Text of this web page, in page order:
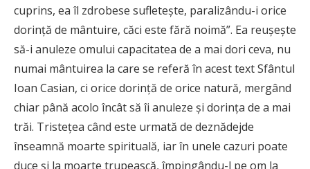
cuprins, ea îl zdrobese sufleteşte, paralizându-i orice
dorinţă de mântuire, căci este fără noimă”. Ea reuşeşte
să-i anuleze omului capacitatea de a mai dori ceva, nu
numai mântuirea la care se referă în acest text Sfântul
Ioan Casian, ci orice dorinţă de orice natură, mergând
chiar până acolo încât să îi anuleze şi dorinţa de a mai
trăi. Tristeţea când este urmată de deznădejde
înseamnă moarte spirituală, iar în unele cazuri poate
duce şi la moarte trupească, împingându-l pe om la